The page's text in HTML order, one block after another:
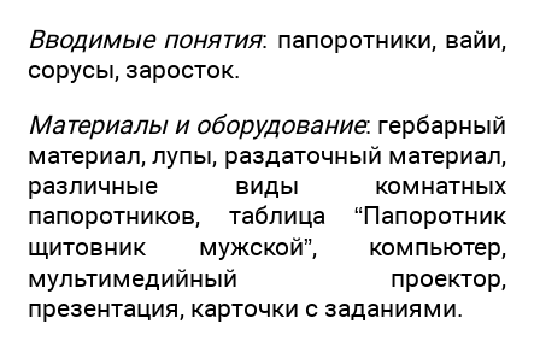
Вводимые понятия: папоротники, вайи,
сорусы, заросток.
Материалы и оборудование: гербарный
материал, лупы, раздаточный материал,
различные виды комнатных
папоротников, таблица “Папоротник
щитовник мужской”, компьютер,
мультимедийный проектор,
презентация, карточки с заданиями.